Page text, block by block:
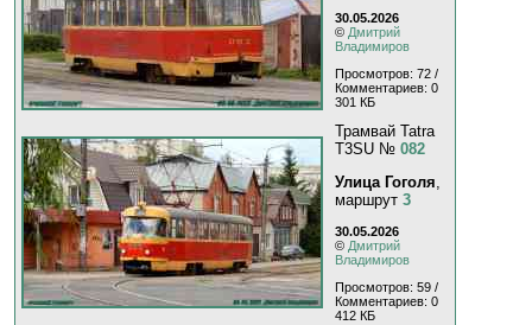
30.05.2026
© Дмитрий
Владимиров
Просмотров: 72 /
Комментариев: 0
301 КБ
Трамвай Tatra
T3SU № 082
Улица Гоголя,
маршрут 3
30.05.2026
© Дмитрий
Владимиров
Просмотров: 59 /
Комментариев: 0
412 КБ